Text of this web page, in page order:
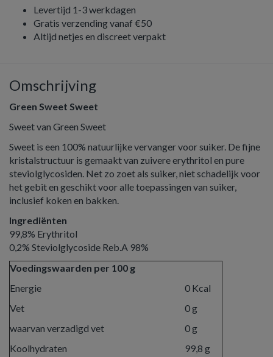
Levertijd 1-3 werkdagen
Gratis verzending vanaf €50
Altijd netjes en discreet verpakt
Omschrijving
Green Sweet Sweet
Sweet van Green Sweet
Sweet is een 100% natuurlijke vervanger voor suiker. De fijne
kristalstructuur is gemaakt van zuivere erythritol en pure
steviolglycosiden. Net zo zoet als suiker, niet schadelijk voor
het gebit en geschikt voor alle toepassingen van suiker,
inclusief koken en bakken.
Ingrediënten
99,8% Erythritol
0,2% Steviolglycoside Reb.A 98%
Voedingswaarden per 100 g
Energie
0 Kcal
Vet
0 g
waarvan verzadigd vet
0 g
Koolhydraten
99,8 g